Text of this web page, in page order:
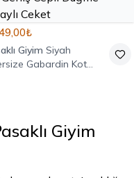
Giyim Siyah
Gabardin Kot
Giyim